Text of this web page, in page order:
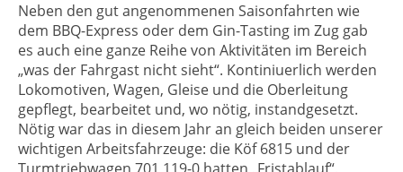
Neben den gut angenommenen Saisonfahrten wie
dem BBQ-Express oder dem Gin-Tasting im Zug gab
es auch eine ganze Reihe von Aktivitäten im Bereich
„was der Fahrgast nicht sieht“. Kontiniuerlich werden
Lokomotiven, Wagen, Gleise und die Oberleitung
gepflegt, bearbeitet und, wo nötig, instandgesetzt.
Nötig war das in diesem Jahr an gleich beiden unserer
wichtigen Arbeitsfahrzeuge: die Köf 6815 und der